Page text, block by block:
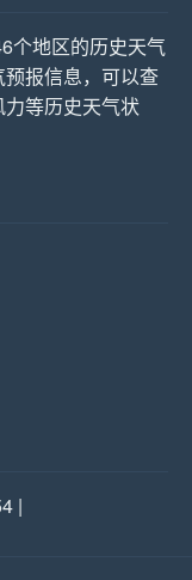
个地区的历史天气
报信息，可以查
等历史天气状
|